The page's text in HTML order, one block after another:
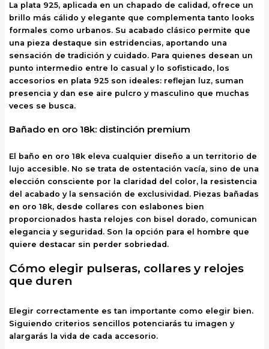
La plata 925, aplicada en un chapado de calidad, ofrece un
brillo más cálido y elegante que complementa tanto looks
formales como urbanos. Su acabado clásico permite que
una pieza destaque sin estridencias, aportando una
sensación de tradición y cuidado. Para quienes desean un
punto intermedio entre lo casual y lo sofisticado, los
accesorios en plata 925 son ideales: reflejan luz, suman
presencia y dan ese aire pulcro y masculino que muchas
veces se busca.
Bañado en oro 18k: distinción premium
El baño en oro 18k eleva cualquier diseño a un territorio de
lujo accesible. No se trata de ostentación vacía, sino de una
elección consciente por la claridad del color, la resistencia
del acabado y la sensación de exclusividad. Piezas bañadas
en oro 18k, desde collares con eslabones bien
proporcionados hasta relojes con bisel dorado, comunican
elegancia y seguridad. Son la opción para el hombre que
quiere destacar sin perder sobriedad.
Cómo elegir pulseras, collares y relojes
que duren
Elegir correctamente es tan importante como elegir bien.
Siguiendo criterios sencillos potenciarás tu imagen y
alargarás la vida de cada accesorio.